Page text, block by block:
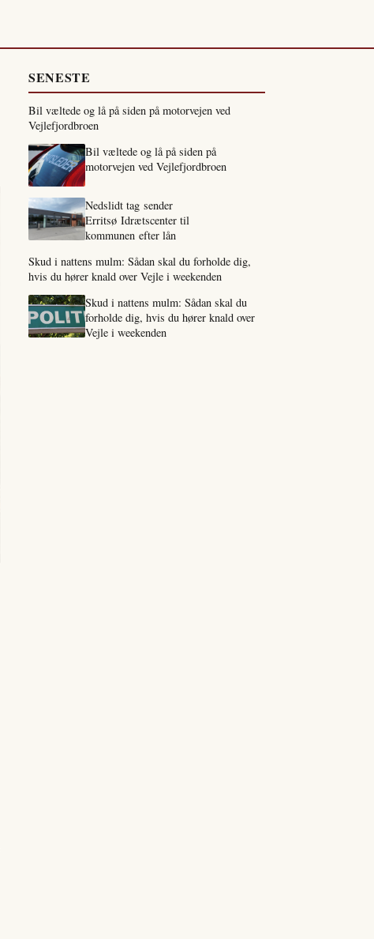
SENESTE
Bil væltede og lå på siden på motorvejen ved
Vejlefjordbroen
Bil væltede og lå på siden på
motorvejen ved Vejlefjordbroen
Nedslidt tag sender
Erritsø Idrætscenter til
kommunen efter lån
Skud i nattens mulm: Sådan skal du forholde dig,
hvis du hører knald over Vejle i weekenden
Skud i nattens mulm: Sådan skal du
forholde dig, hvis du hører knald over
Vejle i weekenden